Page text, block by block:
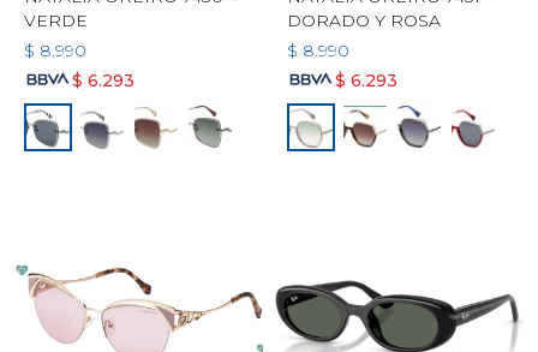
VERDE
$ 8.990
$ 6.293
DORADO Y ROSA
$ 8.990
$ 6.293